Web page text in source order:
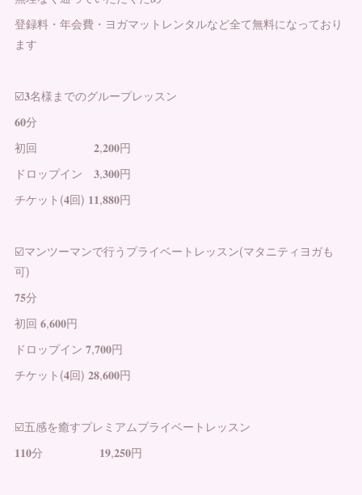
登録料・年会費・ヨガマットレンタルなど全て無料になっており
ます
☑️𝟑名様までのグループレッスン
𝟔𝟎分
初回 𝟐,𝟐𝟎𝟎円
ドロップイン 𝟑,𝟑𝟎𝟎円
チケット(𝟒回) 𝟏𝟏,𝟖𝟖𝟎円
☑️マンツーマンで行うプライベートレッスン(マタニティヨガも
可)
𝟕𝟓分
初回 𝟔,𝟔𝟎𝟎円
ドロップイン 𝟕,𝟕𝟎𝟎円
チケット(𝟒回) 𝟐𝟖,𝟔𝟎𝟎円
☑️五感を癒すプレミアムプライベートレッスン
𝟏𝟏𝟎分 𝟏𝟗,𝟐𝟓𝟎円